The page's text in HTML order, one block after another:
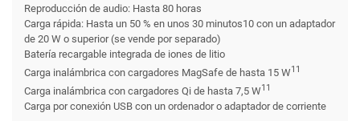
Reproducción de audio: Hasta 80 horas
Carga rápida: Hasta un 50 % en unos 30 minutos10 con un adaptador
de 20 W o superior (se vende por separado)
Batería recargable integrada de iones de litio
Carga inalámbrica con cargadores MagSafe de hasta 15 W11
Carga inalámbrica con cargadores Qi de hasta 7,5 W11
Carga por conexión USB con un ordenador o adaptador de corriente